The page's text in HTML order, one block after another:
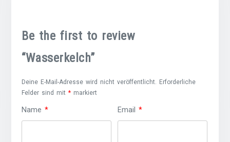
Be the first to review
“Wasserkelch”
Deine E-Mail-Adresse wird nicht veröffentlicht.
Erforderliche
Felder sind mit* markiert
Name* Email*